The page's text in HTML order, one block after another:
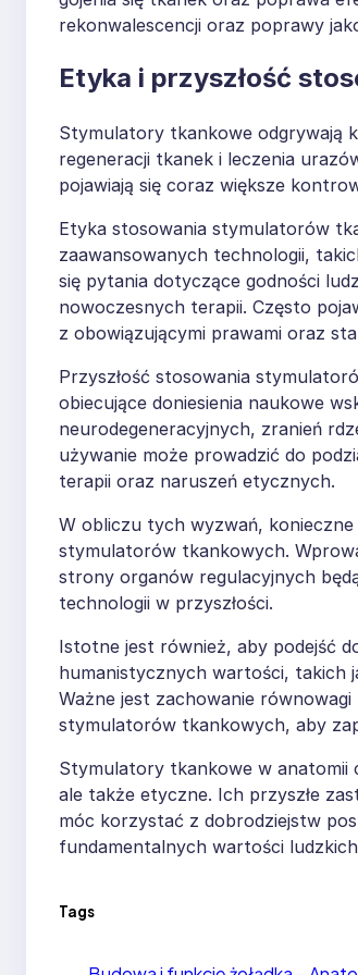
rekonwalescencji oraz poprawy
Etyka i przyszłość
Stymulatory tkankowe odgrywają
regeneracji tkanek i leczenia
pojawiają się coraz większe
Etyka stosowania stymulatorów
zaawansowanych technologii,
się pytania dotyczące godności
nowoczesnych terapii. Często
z obowiązującymi prawami oraz
Przyszłość stosowania
obiecujące doniesienia naukowe
neurodegeneracyjnych, zranień
używanie może prowadzić do
terapii oraz naruszeń etycznych.
W obliczu tych wyzwań,
stymulatorów tkankowych.
strony organów regulacyjnych
technologii w przyszłości.
Istotne jest również, aby podejść
humanistycznych wartości, takich
Ważne jest zachowanie
stymulatorów tkankowych, aby
Stymulatory tkankowe w anatomii
ale także etyczne. Ich przyszłe
móc korzystać z dobrodziejstw
fundamentalnych wartości
Tags